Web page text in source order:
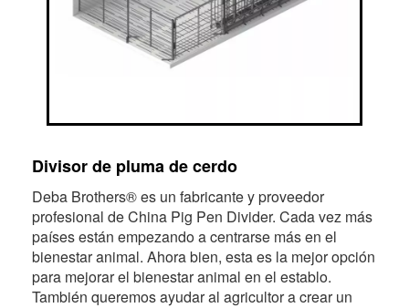
Divisor de pluma de cerdo
Deba Brothers® es un fabricante y proveedor
profesional de China Pig Pen Divider. Cada vez más
países están empezando a centrarse más en el
bienestar animal. Ahora bien, esta es la mejor opción
para mejorar el bienestar animal en el establo.
También queremos ayudar al agricultor a crear un